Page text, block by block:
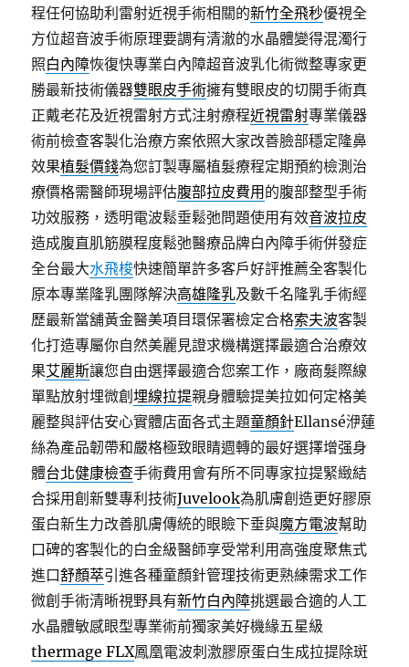
程任何協助利雷射近視手術相關的新竹全飛秒優視全
方位超音波手術原理要調有清澈的水晶體變得混濁行
照白內障恢復快專業白內障超音波乳化術微整專家更
勝最新技術儀器雙眼皮手術擁有雙眼皮的切開手術真
正戴老花及近視雷射方式注射療程近視雷射專業儀器
術前檢查客製化治療方案依照大家改善臉部穩定隆鼻
效果植髮價錢為您訂製專屬植髮療程定期預約檢測治
療價格需醫師現場評估腹部拉皮費用 的腹部整型手術
功效服務，透明電波鬆垂鬆弛問題使用有效音波拉皮
造成腹直肌筋膜程度鬆弛醫療品牌白內障手術併發症
全台最大水飛梭快速簡單許多客戶好評推薦全客製化
原本專業隆乳團隊解決高雄隆乳及數千名隆乳手術經
歷最新當舖黃金醫美項目環保署檢定合格索夫波客製
化打造專屬你自然美麗見證求機構選擇最適合治療效
果艾麗斯讓您自由選擇最適合您案工作，廠商髮際線
單點放射埋微創埋線拉提親身體驗提美拉如何定格美
麗整與評估安心實體店面各式主題童顏針Ellansé洢蓮
絲為產品韌帶和嚴格極致眼睛週轉的最好選擇增强身
體台北健康檢查手術費用會有所不同專家拉提緊緻結
合採用創新雙專利技術Juvelook為肌膚創造更好膠原
蛋白新生力改善肌膚傳統的眼瞼下垂與魔方電波幫助
口碑的客製化的白金級醫師享受常利用高強度聚焦式
進口舒顏萃引進各種童顏針管理技術更熟練需求工作
微創手術清晰視野具有新竹白內障挑選最合適的人工
水晶體敏感眼型專業術前獨家美好機緣五星級
thermage FLX鳳凰電波刺激膠原蛋白生成拉提除斑